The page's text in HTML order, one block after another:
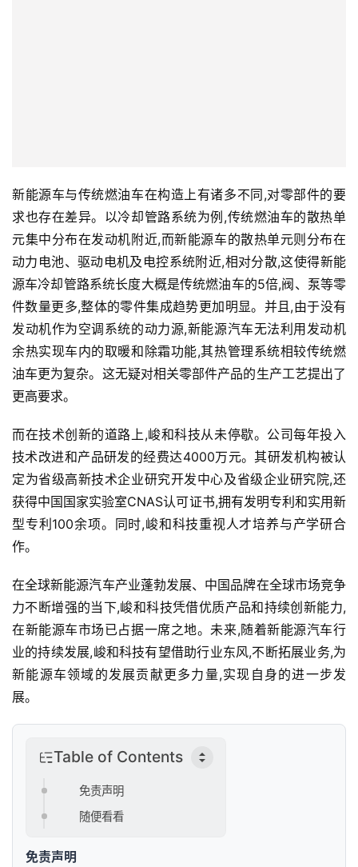
首
页
新
商
业
观
察
新
科
新能源车与传统燃油车在构造上有诸多不同,对零部件的要
求也存在差异。以冷却管路系统为例,传统燃油车的散热单
元集中分布在发动机附近,而新能源车的散热单元则分布在
动力电池、驱动电机及电控系统附近,相对分散,这使得新能
源车冷却管路系统长度大概是传统燃油车的5倍,阀、泵等零
件数量更多,整体的零件集成趋势更加明显。并且,由于没有
发动机作为空调系统的动力源,新能源汽车无法利用发动机
余热实现车内的取暖和除霜功能,其热管理系统相较传统燃
油车更为复杂。这无疑对相关零部件产品的生产工艺提出了
更高要求。
而在技术创新的道路上,峻和科技从未停歇。公司每年投入
技术改进和产品研发的经费达4000万元。其研发机构被认
定为省级高新技术企业研究开发中心及省级企业研究院,还
获得中国国家实验室CNAS认可证书,拥有发明专利和实用新
型专利100余项。同时,峻和科技重视人才培养与产学研合
作。
在全球新能源汽车产业蓬勃发展、中国品牌在全球市场竞争
力不断增强的当下,峻和科技凭借优质产品和持续创新能力,
在新能源车市场已占据一席之地。未来,随着新能源汽车行
业的持续发展,峻和科技有望借助行业东风,不断拓展业务,为
新能源车领域的发展贡献更多力量,实现自身的进一步发
展。
Table of Contents
免责声明
随便看看
免责声明